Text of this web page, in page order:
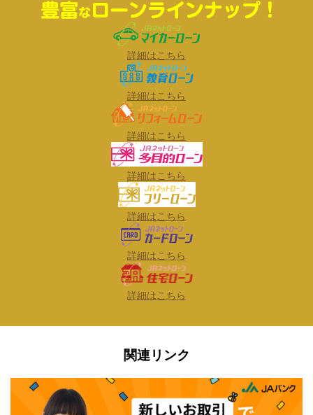
詳細はこちら
詳細はこちら
詳細はこちら
詳細はこちら
詳細はこちら
詳細はこちら
詳細はこちら
関連リンク